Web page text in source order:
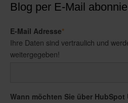
Blog per E-Mail
E-Mail Adresse*
Ihre Daten sind vertraulich und
weitergegeben!
Wann möchten Sie über